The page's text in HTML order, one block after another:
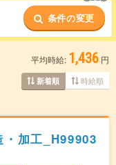
工）のお仕事とは？と
条件の変更
平均時給: 1,436 円
新着順 時給順
加工_H99903